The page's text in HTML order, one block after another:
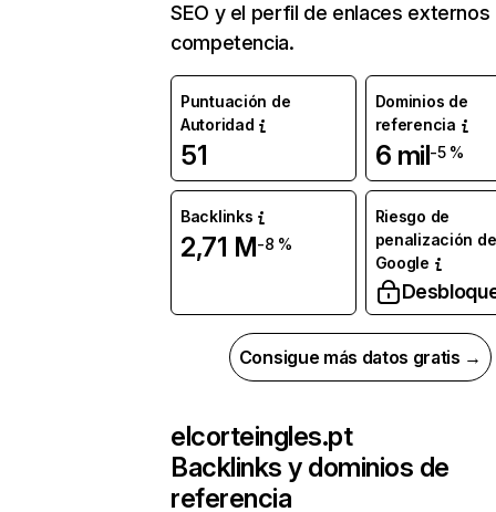
SEO y el perfil de enlaces externos
competencia.
Puntuación de
Autoridad
51
Dominios de
referencia
6 mil-5 %
Backlinks
2,71 M-8 %
Riesgo de
penalización de
Google
Consigue más datos gratis →
elcorteingles.pt
Backlinks y dominios de
referencia